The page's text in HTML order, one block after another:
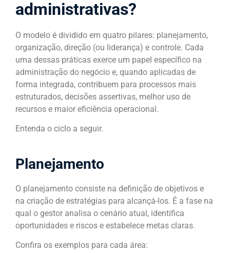
administrativas?
O modelo é dividido em quatro pilares: planejamento,
organização, direção (ou liderança) e controle. Cada
uma dessas práticas exerce um papel específico na
administração do negócio e, quando aplicadas de
forma integrada, contribuem para processos mais
estruturados, decisões assertivas, melhor uso de
recursos e maior eficiência operacional.
Entenda o ciclo a seguir.
Planejamento
O planejamento consiste na definição de objetivos e
na criação de estratégias para alcançá-los. É a fase na
qual o gestor analisa o cenário atual, identifica
oportunidades e riscos e estabelece metas claras.
Confira os exemplos para cada área: